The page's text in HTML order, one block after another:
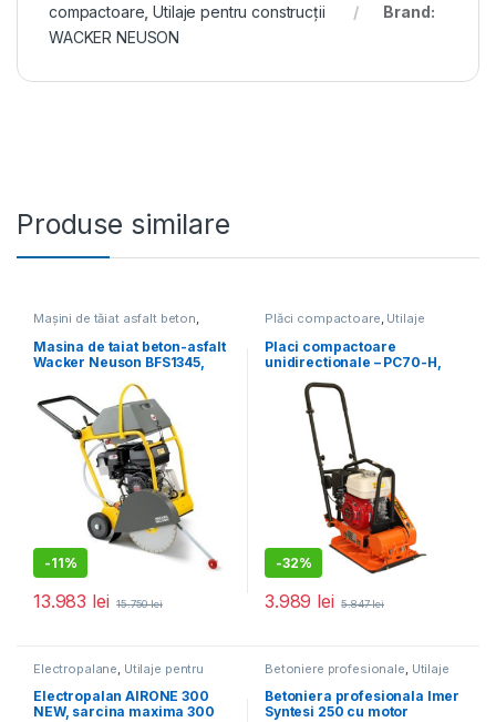
compactoare ,Utilaje pentru construcții
Brand:
WACKER NEUSON
Produse similare
Mașini de tăiat asfalt beton,
Utilaje pentru construcții
Masina de taiat beton-asfalt
Wacker Neuson BFS1345,
-11%
13.983 lei 15.750lei
Plăci compactoare, Utilaje
Placi compactoare
unidirectionale – PC70-H,
benzina 5.5 cp, greutate 65
-32%
3.989 lei 5.847lei
Electropalane Utilaje pentru
construcții
Electropalan AIRONE 300
NEW, sarcina maxima 300
Betoniere profesionale Utilaje
pentru construcții
Betoniera profesionala Imer
Syntesi 250 cu motor